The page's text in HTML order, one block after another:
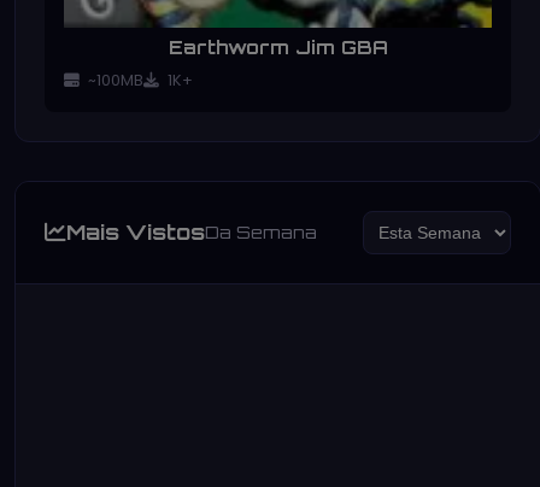
Earthworm Jim GBA
~100MB 1K+
Mais VistosDa Semana